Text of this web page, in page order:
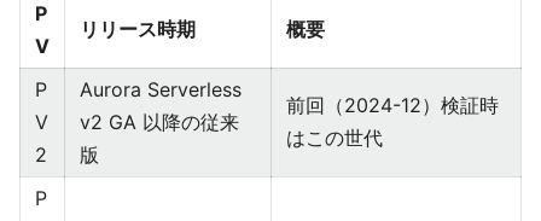
P
V
リリース時期 概要
P
V
2
Aurora Serverless
v2 GA 以降の従来
版
前回（2024-12）検証時
はこの世代
P